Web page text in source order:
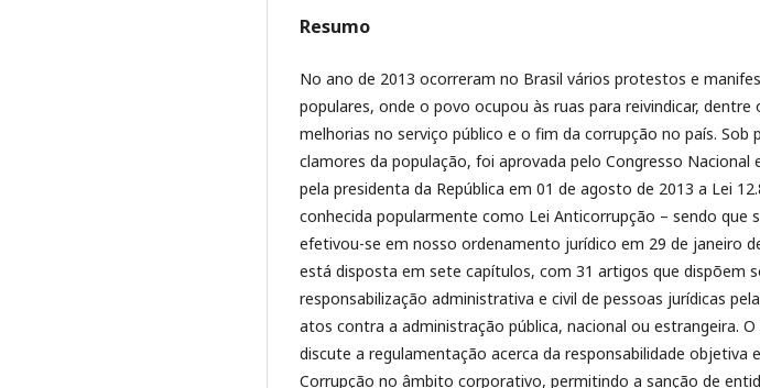
Resumo
No ano de 2013 ocorreram no Brasil vários protestos e
populares, onde o povo ocupou às ruas para reivindicar, dentre
melhorias no serviço público e o fim da corrupção no país. Sob
clamores da população, foi aprovada pelo Congresso Nacional
pela presidenta da República em 01 de agosto de 2013 a Lei
conhecida popularmente como Lei Anticorrupção – sendo que
efetivou-se em nosso ordenamento jurídico em 29 de janeiro
está disposta em sete capítulos, com 31 artigos que dispõem
responsabilização administrativa e civil de pessoas jurídicas
atos contra a administração pública, nacional ou estrangeira.
discute a regulamentação acerca da responsabilidade objetiva
Corrupção no âmbito corporativo, permitindo a sanção de